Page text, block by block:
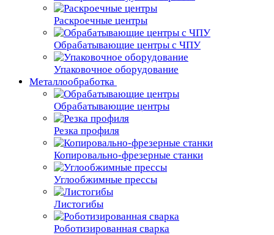
Раскроечные центры
Обрабатывающие центры с ЧПУ
Упаковочное оборудование
Металлообработка
Обрабатывающие центры
Резка профиля
Копировально-фрезерные станки
Углообжимные прессы
Листогибы
Роботизированная сварка